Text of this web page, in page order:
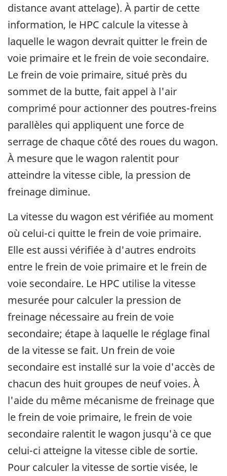
distance avant attelage). À partir de cette
information, le HPC calcule la vitesse à
laquelle le wagon devrait quitter le frein de
voie primaire et le frein de voie secondaire.
Le frein de voie primaire, situé près du
sommet de la butte, fait appel à l'air
comprimé pour actionner des poutres-freins
parallèles qui appliquent une force de
serrage de chaque côté des roues du wagon.
À mesure que le wagon ralentit pour
atteindre la vitesse cible, la pression de
freinage diminue.
La vitesse du wagon est vérifiée au moment
où celui-ci quitte le frein de voie primaire.
Elle est aussi vérifiée à d'autres endroits
entre le frein de voie primaire et le frein de
voie secondaire. Le HPC utilise la vitesse
mesurée pour calculer la pression de
freinage nécessaire au frein de voie
secondaire; étape à laquelle le réglage final
de la vitesse se fait. Un frein de voie
secondaire est installé sur la voie d'accès de
chacun des huit groupes de neuf voies. À
l'aide du même mécanisme de freinage que
le frein de voie primaire, le frein de voie
secondaire ralentit le wagon jusqu'à ce que
celui-ci atteigne la vitesse cible de sortie.
Pour calculer la vitesse de sortie visée, le